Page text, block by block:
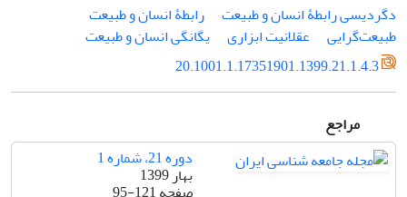
دگردیسی رابطۀ انسان و طبیعت
رابطۀ انسان و طبیعت
طبیعت‌گرایی
عقلانیت ابزاری
یگانگی انسان و طبیعت
20.1001.1.17351901.1399.21.1.4.3
مراجع
دوره 21، شماره 1
بهار 1399